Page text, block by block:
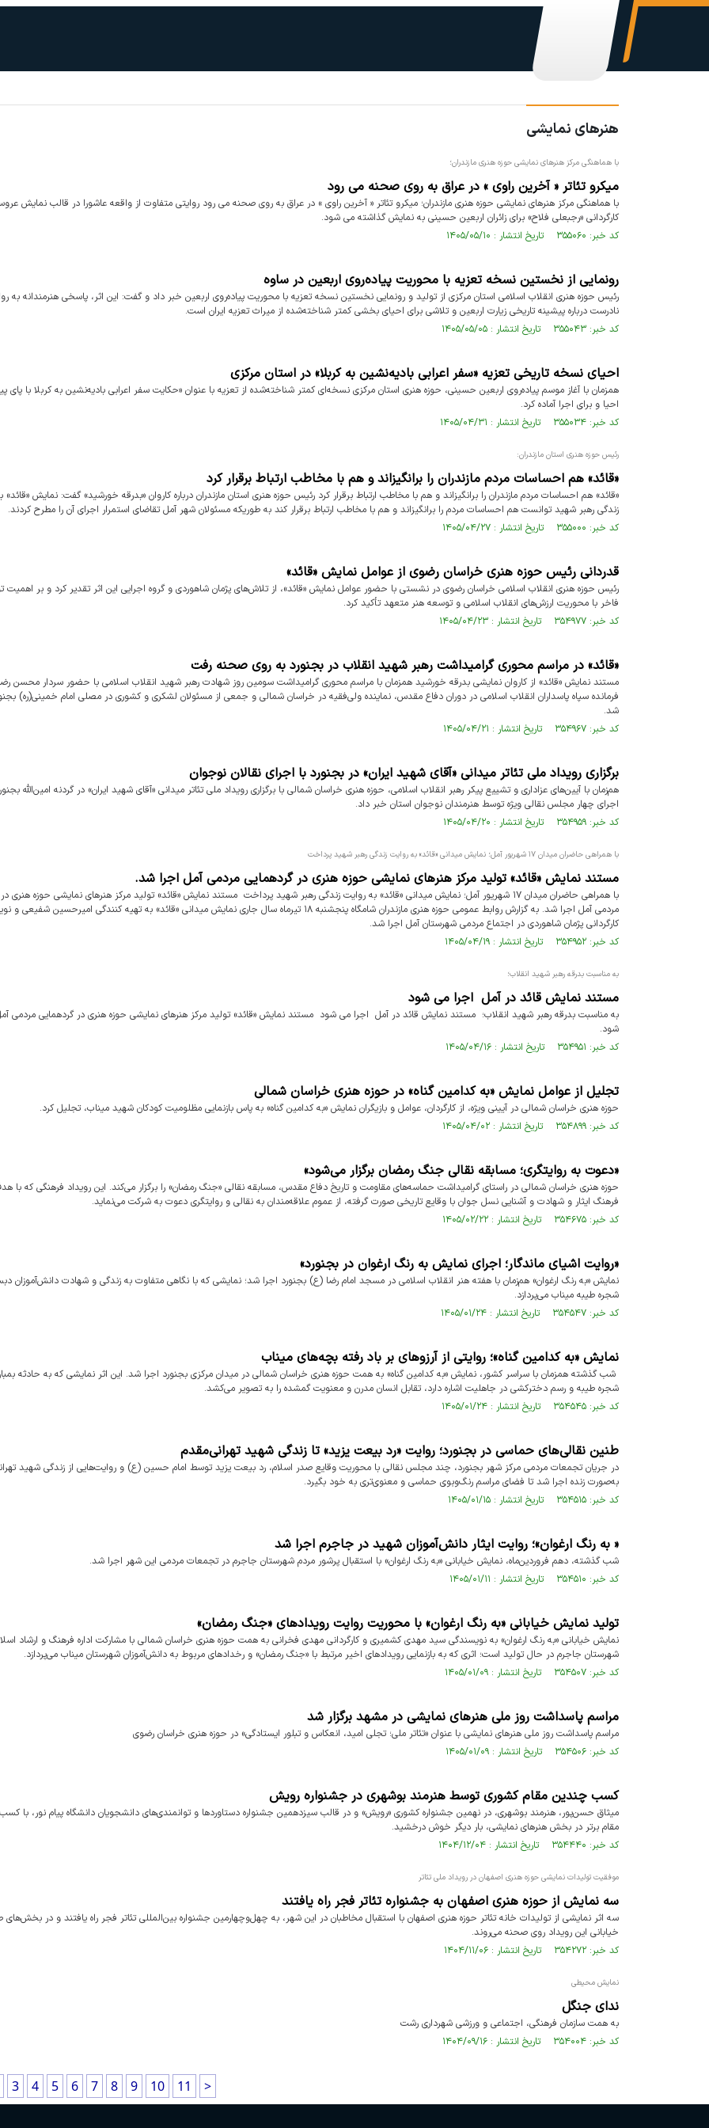
هنرهای نمایشی
با هماهنگی مرکز هنرهای نمایشی حوزه هنری مازندران؛
میکرو تئاتر « آخرین راوی » در عراق به روی صحنه می رود
با هماهنگی مرکز هنرهای نمایشی حوزه هنری مازندران؛ میکرو تئاتر « آخرین راوی » در عراق به روی صحنه می رود روایتی متفاوت از واقعه عاشورا در قالب نمایش
کارگردانی «رجبعلی فلاح» برای زائران اربعین حسینی به نمایش گذاشته می شود.
کد خبر: ۳۵۵۰۶۰ تاریخ انتشار : ۱۴۰۵/۰۵/۱۰
رونمایی از نخستین نسخه تعزیه با محوریت پیاده‌روی اربعین در ساوه
رئیس حوزه هنری انقلاب اسلامی استان مرکزی از تولید و رونمایی نخستین نسخه تعزیه با محوریت پیاده‌روی اربعین خبر داد و گفت: این اثر، پاسخی هنرمندانه به
نادرست درباره پیشینه تاریخی زیارت اربعین و تلاشی برای احیای بخشی کمتر شناخته‌شده از میراث تعزیه ایران است.
کد خبر: ۳۵۵۰۴۳ تاریخ انتشار : ۱۴۰۵/۰۵/۰۵
احیای نسخه‌ تاریخی تعزیه «سفر اعرابی بادیه‌نشین به کربلا» در استان مرکزی
همزمان با آغاز موسم پیاده‌روی اربعین حسینی، حوزه هنری استان مرکزی نسخه‌ای کمتر شناخته‌شده از تعزیه با عنوان «حکایت سفر اعرابی بادیه‌نشین به کربلا با پای
احیا و برای اجرا آماده کرد.
کد خبر: ۳۵۵۰۳۴ تاریخ انتشار : ۱۴۰۵/۰۴/۳۱
رئیس حوزه هنری استان مازندران:
«قائد» هم احساسات مردم مازندران را برانگیزاند و هم با مخاطب ارتباط برقرار کرد
«قائد» هم احساسات مردم مازندران را برانگیزاند و هم با مخاطب ارتباط برقرار کرد رئیس حوزه هنری استان مازندران درباره کاروان «بدرقه خورشید» گفت: نمایش «قائد»
زندگی رهبر شهید توانست هم احساسات مردم را برانگیزاند و هم با مخاطب ارتباط برقرار کند به طوریکه مسئولان شهر آمل تقاضای استمرار اجرای آن را مطرح کردند.
کد خبر: ۳۵۵۰۰۰ تاریخ انتشار : ۱۴۰۵/۰۴/۲۷
قدردانی رئیس حوزه هنری خراسان رضوی از عوامل نمایش «قائد»
رئیس حوزه هنری انقلاب اسلامی خراسان رضوی در نشستی با حضور عوامل نمایش «قائد»، از تلاش‌های پژمان شاهوردی و گروه اجرایی این اثر تقدیر کرد و بر اهمیت
فاخر با محوریت ارزش‌های انقلاب اسلامی و توسعه هنر متعهد تأکید کرد.
کد خبر: ۳۵۴۹۷۷ تاریخ انتشار : ۱۴۰۵/۰۴/۲۳
«قائد» در مراسم محوری گرامیداشت رهبر شهید انقلاب در بجنورد به روی صحنه رفت
مستند نمایش «قائد» از کاروان نمایشی بدرقه خورشید همزمان با مراسم محوری گرامیداشت سومین روز شهادت رهبر شهید انقلاب اسلامی با حضور سردار محسن
فرمانده سپاه پاسداران انقلاب اسلامی در دوران دفاع مقدس، نماینده ولی‌فقیه در خراسان شمالی و جمعی از مسئولان لشکری و کشوری در مصلی امام خمینی(ره)
شد.
کد خبر: ۳۵۴۹۶۷ تاریخ انتشار : ۱۴۰۵/۰۴/۲۱
برگزاری رویداد ملی تئاتر میدانی «آقای شهید ایران» در بجنورد با اجرای نقالان نوجوان
هم‌زمان با آیین‌های عزاداری و تشییع پیکر رهبر انقلاب اسلامی، حوزه هنری خراسان شمالی با برگزاری رویداد ملی تئاتر میدانی «آقای شهید ایران» در گردنه امین‌الله
اجرای چهار مجلس نقالی ویژه توسط هنرمندان نوجوان استان خبر داد.
کد خبر: ۳۵۴۹۵۹ تاریخ انتشار : ۱۴۰۵/۰۴/۲۰
با همراهی حاضران میدان ۱۷ شهریور آمل؛ نمایش میدانی «قائد» به روایت زندگی رهبر شهید پرداخت
مستند نمایش «قائد» تولید مرکز هنرهای نمایشی حوزه هنری در گردهمایی مردمی آمل اجرا شد.
با همراهی حاضران میدان ۱۷ شهریور آمل؛ نمایش میدانی «قائد» به روایت زندگی رهبر شهید پرداخت مستند نمایش «قائد» تولید مرکز هنرهای نمایشی حوزه هنری
مردمی آمل اجرا شد. به گزارش روابط عمومی حوزه هنری مازندران شامگاه پنجشنبه ۱۸ تیرماه سال جاری نمایش میدانی «قائد» به تهیه کنندگی امیرحسین
کارگردانی پژمان شاهوردی در اجتماع مردمی شهرستان آمل اجرا شد.
کد خبر: ۳۵۴۹۵۲ تاریخ انتشار : ۱۴۰۵/۰۴/۱۹
به مناسبت بدرقه رهبر شهید انقلاب؛
مستند نمایش قائد در آمل اجرا می شود
به مناسبت بدرقه رهبر شهید انقلاب؛ مستند نمایش قائد در آمل اجرا می شود مستند نمایش «قائد» تولید مرکز هنرهای نمایشی حوزه هنری در گردهمایی مردمی
شود.
کد خبر: ۳۵۴۹۵۱ تاریخ انتشار : ۱۴۰۵/۰۴/۱۶
تجلیل از عوامل نمایش «به کدامین گناه» در حوزه هنری خراسان شمالی
حوزه هنری خراسان شمالی در آیینی ویژه، از کارگردان، عوامل و بازیگران نمایش «به کدامین گناه» به پاس بازنمایی مظلومیت کودکان شهید میناب، تجلیل کرد.
کد خبر: ۳۵۴۸۹۹ تاریخ انتشار : ۱۴۰۵/۰۴/۰۲
«دعوت به روایتگری؛ مسابقه نقالی جنگ رمضان برگزار می‌شود»
حوزه هنری خراسان شمالی در راستای گرامیداشت حماسه‌های مقاومت و تاریخ دفاع مقدس، مسابقه نقالی «جنگ رمضان» را برگزار می‌کند. این رویداد فرهنگی که با
فرهنگ ایثار و شهادت و آشنایی نسل جوان با وقایع تاریخی صورت گرفته، از عموم علاقه‌مندان به نقالی و روایتگری دعوت به شرکت می‌نماید.
کد خبر: ۳۵۴۶۷۵ تاریخ انتشار : ۱۴۰۵/۰۲/۲۲
«روایت اشیای ماندگار؛ اجرای نمایش به رنگ ارغوان در بجنورد»
نمایش «به رنگ ارغوان» هم‌زمان با هفته هنر انقلاب اسلامی در مسجد امام رضا (ع) بجنورد اجرا شد؛ نمایشی که با نگاهی متفاوت به زندگی و شهادت دانش‌آموزان
شجره طیبه میناب می‌پردازد.
کد خبر: ۳۵۴۵۴۷ تاریخ انتشار : ۱۴۰۵/۰۱/۲۴
نمایش «به کدامین گناه»؛ روایتی از آرزوهای بر باد رفته بچه‌های میناب
شب گذشته همزمان با سراسر کشور، نمایش «به کدامین گناه» به همت حوزه هنری خراسان شمالی در میدان مرکزی بجنورد اجرا شد. این اثر نمایشی که به حادثه
شجره طیبه و رسم دخترکشی در جاهلیت اشاره دارد، تقابل انسان مدرن و معنویت گمشده را به تصویر می‌کشد.
کد خبر: ۳۵۴۵۴۵ تاریخ انتشار : ۱۴۰۵/۰۱/۲۴
طنین نقالی‌های حماسی در بجنورد؛ روایت «رد بیعت یزید» تا زندگی شهید تهرانی‌مقدم
در جریان تجمعات مردمی مرکز شهر بجنورد، چند مجلس نقالی با محوریت وقایع صدر اسلام، رد بیعت یزید توسط امام حسین (ع) و روایت‌هایی از زندگی شهید
به‌صورت زنده اجرا شد تا فضای مراسم رنگ‌وبوی حماسی و معنوی‌تری به خود بگیرد.
کد خبر: ۳۵۴۵۱۵ تاریخ انتشار : ۱۴۰۵/۰۱/۱۵
« به رنگ ارغوان»؛ روایت ایثار دانش‌آموزان شهید در جاجرم اجرا شد
شب گذشته، دهم فروردین‌ماه، نمایش خیابانی «به رنگ ارغوان» با استقبال پرشور مردم شهرستان جاجرم در تجمعات مردمی این شهر اجرا شد.
کد خبر: ۳۵۴۵۱۰ تاریخ انتشار : ۱۴۰۵/۰۱/۱۱
تولید نمایش خیابانی «به رنگ ارغوان» با محوریت روایت رویدادهای «جنگ رمضان»
نمایش خیابانی «به رنگ ارغوان» به نویسندگی سید مهدی کشمیری و کارگردانی مهدی فخرانی به همت حوزه هنری خراسان شمالی با مشارکت اداره فرهنگ و ارشاد
شهرستان جاجرم در حال تولید است؛ اثری که به بازنمایی رویدادهای اخیر مرتبط با «جنگ رمضان» و رخدادهای مربوط به دانش‌آموزان شهرستان میناب می‌پردازد.
کد خبر: ۳۵۴۵۰۷ تاریخ انتشار : ۱۴۰۵/۰۱/۰۹
مراسم پاسداشت روز ملی هنر‌های نمایشی در مشهد برگزار شد
مراسم پاسداشت روز ملی هنر‌های نمایشی با عنوان «تئاتر ملی؛ تجلی امید، انعکاس و تبلور ایستادگی» در حوزه هنری خراسان رضوی
کد خبر: ۳۵۴۵۰۶ تاریخ انتشار : ۱۴۰۵/۰۱/۰۹
کسب چندین مقام کشوری توسط هنرمند بوشهری در جشنواره رویش
میثاق حسن‌پور، هنرمند بوشهری، در نهمین جشنواره کشوری «رویش» و در قالب سیزدهمین جشنواره دستاوردها و توانمندی‌های دانشجویان دانشگاه پیام نور، با
مقام برتر در بخش هنرهای نمایشی، بار دیگر خوش درخشید.
کد خبر: ۳۵۴۴۴۰ تاریخ انتشار : ۱۴۰۴/۱۲/۰۴
موفقیت تولیدات نمایشی حوزه هنری اصفهان در رویداد ملی تئاتر
سه نمایش از حوزه هنری اصفهان به جشنواره تئاتر فجر راه یافتند
سه اثر نمایشی از تولیدات خانه تئاتر حوزه هنری اصفهان با استقبال مخاطبان در این شهر، به چهل‌وچهارمین جشنواره بین‌المللی تئاتر فجر راه یافتند و در
خیابانی این رویداد روی صحنه می‌روند.
کد خبر: ۳۵۴۲۷۲ تاریخ انتشار : ۱۴۰۴/۱۱/۰۶
نمایش محیطی
ندای جنگل
به همت سازمان فرهنگی، اجتماعی و ورزشی شهرداری رشت
کد خبر: ۳۵۴۰۰۴ تاریخ انتشار : ۱۴۰۴/۰۹/۱۶
3 4 5 6 7 8 9 10 11 >